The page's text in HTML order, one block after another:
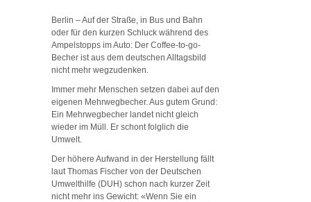
Berlin – Auf der Straße, in Bus und Bahn
oder für den kurzen Schluck während des
Ampelstopps im Auto: Der Coffee-to-go-
Becher ist aus dem deutschen Alltagsbild
nicht mehr wegzudenken.
Immer mehr Menschen setzen dabei auf den
eigenen Mehrwegbecher. Aus gutem Grund:
Ein Mehrwegbecher landet nicht gleich
wieder im Müll. Er schont folglich die
Umwelt.
Der höhere Aufwand in der Herstellung fällt
laut Thomas Fischer von der Deutschen
Umwelthilfe (DUH) schon nach kurzer Zeit
nicht mehr ins Gewicht: «Wenn Sie ein